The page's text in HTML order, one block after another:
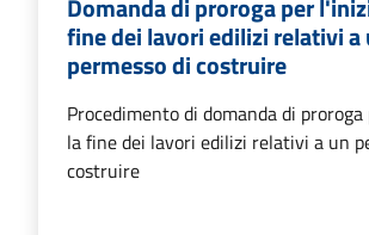
fine dei lavori edilizi relativi a
permesso di costruire
Procedimento di domanda di
la fine dei lavori edilizi relativi a un
costruire